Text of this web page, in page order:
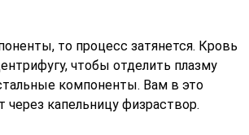
то процесс затянется. Кровь
чтобы отделить плазму
компоненты. Вам в это
через капельницу физраствор.